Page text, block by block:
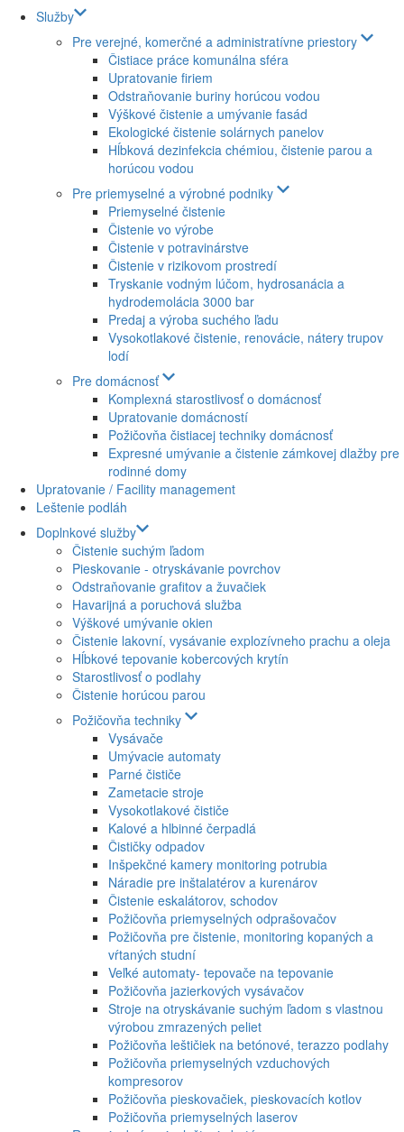
Služby
Pre verejné, komerčné a administratívne priestory
Čistiace práce komunálna sféra
Upratovanie firiem
Odstraňovanie buriny horúcou vodou
Výškové čistenie a umývanie fasád
Ekologické čistenie solárnych panelov
Hĺbková dezinfekcia chémiou, čistenie parou a
horúcou vodou
Pre priemyselné a výrobné podniky
Priemyselné čistenie
Čistenie vo výrobe
Čistenie v potravinárstve
Čistenie v rizikovom prostredí
Tryskanie vodným lúčom, hydrosanácia a
hydrodemolácia 3000 bar
Predaj a výroba suchého ľadu
Vysokotlakové čistenie, renovácie, nátery trupov
lodí
Pre domácnosť
Komplexná starostlivosť o domácnosť
Upratovanie domácností
Požičovňa čistiacej techniky domácnosť
Expresné umývanie a čistenie zámkovej dlažby pre
rodinné domy
Upratovanie / Facility management
Leštenie podláh
Doplnkové služby
Čistenie suchým ľadom
Pieskovanie - otryskávanie povrchov
Odstraňovanie grafitov a žuvačiek
Havarijná a poruchová služba
Výškové umývanie okien
Čistenie lakovní, vysávanie explozívneho prachu a oleja
Hĺbkové tepovanie kobercových krytín
Starostlivosť o podlahy
Čistenie horúcou parou
Požičovňa techniky
Vysávače
Umývacie automaty
Parné čističe
Zametacie stroje
Vysokotlakové čističe
Kalové a hlbinné čerpadlá
Čističky odpadov
Inšpekčné kamery monitoring potrubia
Náradie pre inštalatérov a kurenárov
Čistenie eskalátorov, schodov
Požičovňa priemyselných odprašovačov
Požičovňa pre čistenie, monitoring kopaných a
vŕtaných studní
Veľké automaty- tepovače na tepovanie
Požičovňa jazierkových vysávačov
Stroje na otryskávanie suchým ľadom s vlastnou
výrobou zmrazených peliet
Požičovňa leštičiek na betónové, terazzo podlahy
Požičovňa priemyselných vzduchových
kompresorov
Požičovňa pieskovačiek, pieskovacích kotlov
Požičovňa priemyselných laserov